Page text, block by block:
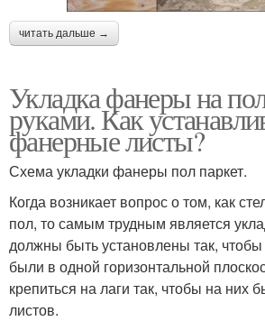
читать дальше →
Укладка фанеры на
руками. Как
фанерные листы?
Схема укладки фанеры пол паркет.
Когда возникает вопрос о том, как
пол, то самым трудным является
должны быть установлены так,
были в одной горизонтальной
крепиться на лаги так, чтобы на них
листов.